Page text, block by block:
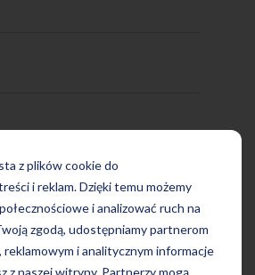
z plików cookie do
i reklam. Dzięki temu możemy
i analizować ruch na
zgodą, udostępniamy partnerom
reklamowym i analitycznym informacje
z naszej witryny. Partnerzy mogą